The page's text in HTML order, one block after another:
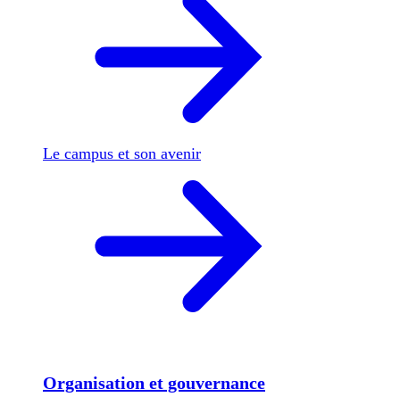
Le campus et son avenir
Organisation et gouvernance